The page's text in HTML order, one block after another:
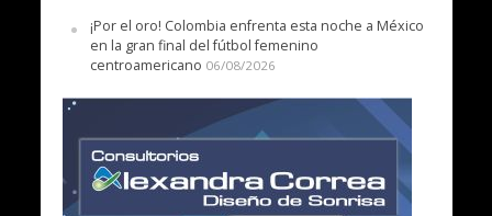
¡Por el oro! Colombia enfrenta esta noche a México
en la gran final del fútbol femenino
centroamericano 06/08/2026